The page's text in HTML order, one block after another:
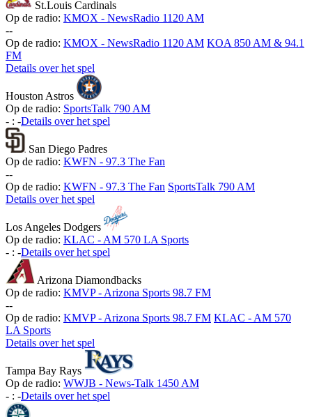
St.Louis Cardinals
Op de radio: KMOX - NewsRadio 1120 AM
--
Op de radio: KMOX - NewsRadio 1120 AM KOA 850 AM & 94.1
FM
Details over het spel
Houston Astros
Op de radio: SportsTalk 790 AM
- : -Details over het spel
San Diego Padres
Op de radio: KWFN - 97.3 The Fan
--
Op de radio: KWFN - 97.3 The Fan SportsTalk 790 AM
Details over het spel
Los Angeles Dodgers
Op de radio: KLAC - AM 570 LA Sports
- : -Details over het spel
Arizona Diamondbacks
Op de radio: KMVP - Arizona Sports 98.7 FM
--
Op de radio: KMVP - Arizona Sports 98.7 FM KLAC - AM 570
LA Sports
Details over het spel
Tampa Bay Rays
Op de radio: WWJB - News-Talk 1450 AM
- : -Details over het spel